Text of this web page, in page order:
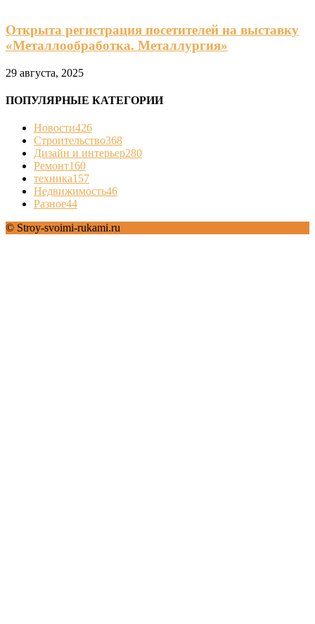
Открыта регистрация посетителей на выставку
«Металлообработка. Металлургия»
29 августа, 2025
ПОПУЛЯРНЫЕ КАТЕГОРИИ
Новости426
Строительство368
Дизайн и интерьер280
Ремонт160
техника157
Недвижимость46
Разное44
© Stroy-svoimi-rukami.ru